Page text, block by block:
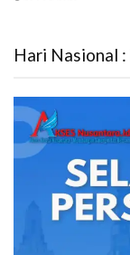
Hari Nasional